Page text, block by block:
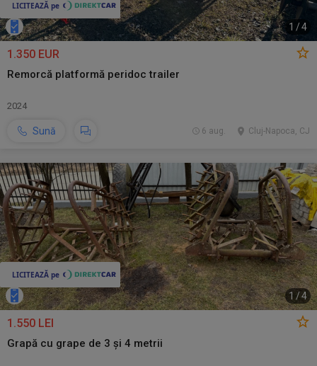
1 /4
1.350 EUR
Remorcă platformă peridoc trailer
2024
Sună Cluj-Napoca, CJ
6 aug.
1 /4
1.550 LEI
Grapă cu grape de 3 și 4 metrii